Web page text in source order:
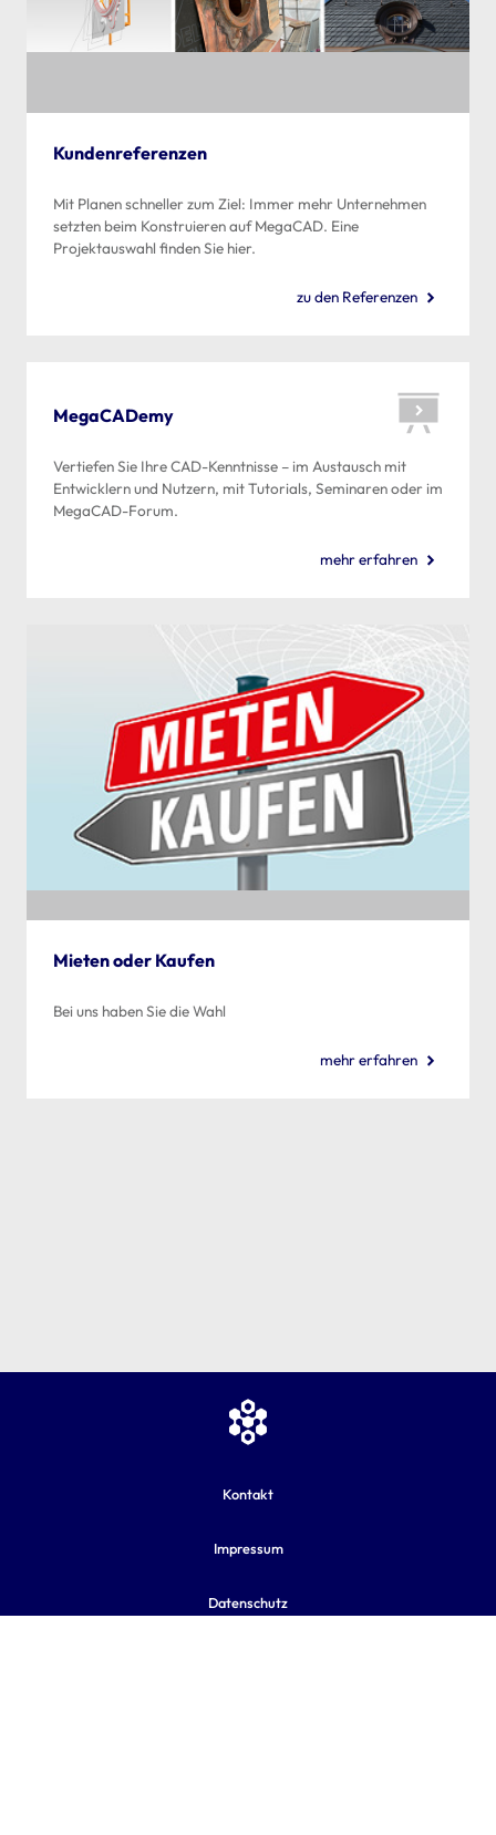
Kundenreferenzen
Mit Planen schneller zum Ziel: Immer mehr Unternehmen
setzten beim Konstruieren auf MegaCAD. Eine
Projektauswahl finden Sie hier.
zu den Referenzen
MegaCADemy
Vertiefen Sie Ihre CAD-Kenntnisse – im Austausch mit
Entwicklern und Nutzern, mit Tutorials, Seminaren oder im
MegaCAD-Forum.
mehr erfahren
Mieten oder Kaufen
Bei uns haben Sie die Wahl
mehr erfahren
Kontakt
Impressum
Datenschutz